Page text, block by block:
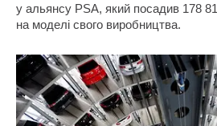
у альянсу PSA, який посадив 178
на моделі свого виробництва.